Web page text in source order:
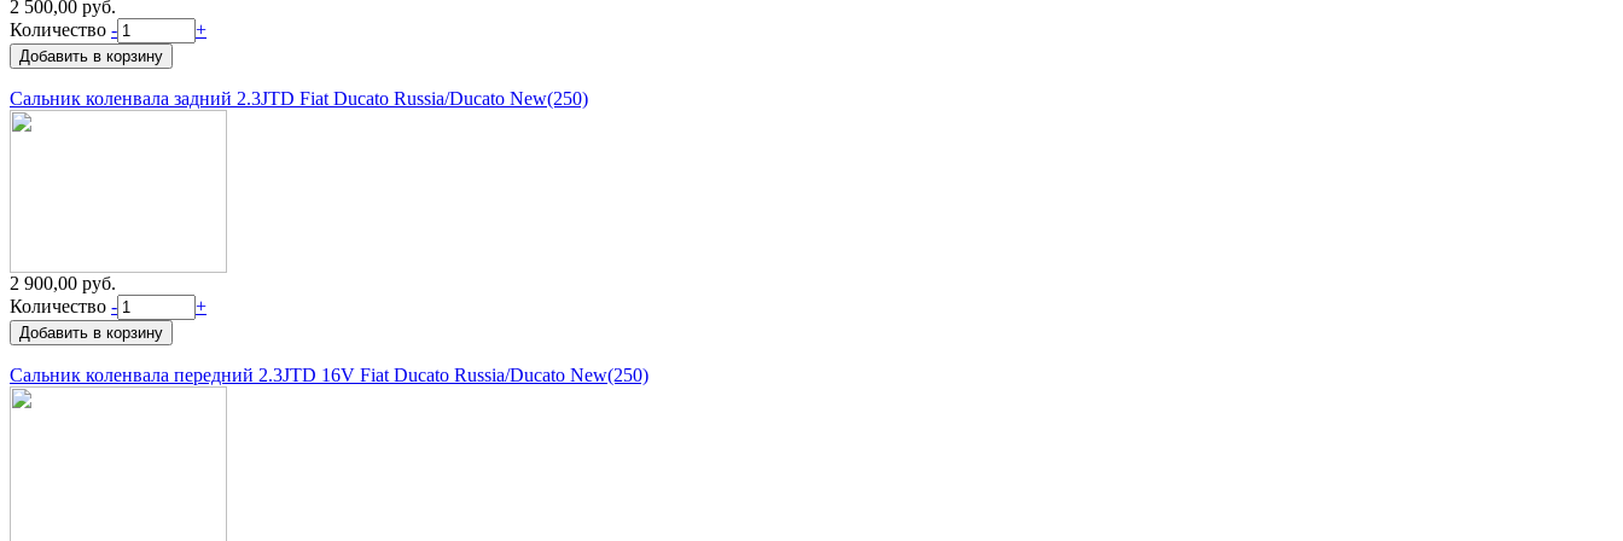
2 500,00 руб.
Количество - +
Сальник коленвала задний 2.3JTD Fiat Ducato Russia/Ducato New(250)
2 900,00 руб.
Количество - +
Сальник коленвала передний 2.3JTD 16V Fiat Ducato Russia/Ducato New(250)